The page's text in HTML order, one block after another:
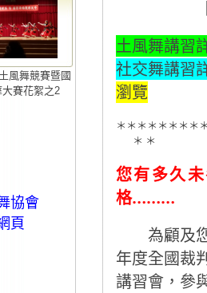
風舞競賽暨國
賽花絮之2
協會
頁
土風舞講習
社交舞講習
瀏覽
＊＊＊＊＊＊＊＊
＊ ＊
您有多久
格………
為顧及您
年度全國裁
講習會，參